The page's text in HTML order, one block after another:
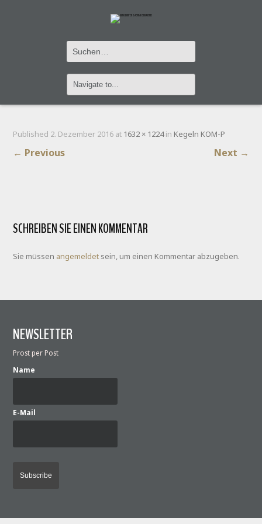
IMG_0997
Published 2. Dezember 2016 at 1632 × 1224in Kegeln KOM-P
← Previous Next →
SCHREIBEN SIE EINEN KOMMENTAR
Sie müssen angemeldet sein, um einen Kommentar abzugeben.
NEWSLETTER
Prost per Post
Name
E-Mail